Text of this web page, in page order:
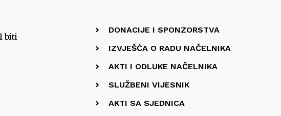
biti
DONACIJE I SPONZORSTVA
IZVJEŠĆA O RADU NAČELNIKA
AKTI I ODLUKE NAČELNIKA
SLUŽBENI VIJESNIK
AKTI SA SJEDNICA